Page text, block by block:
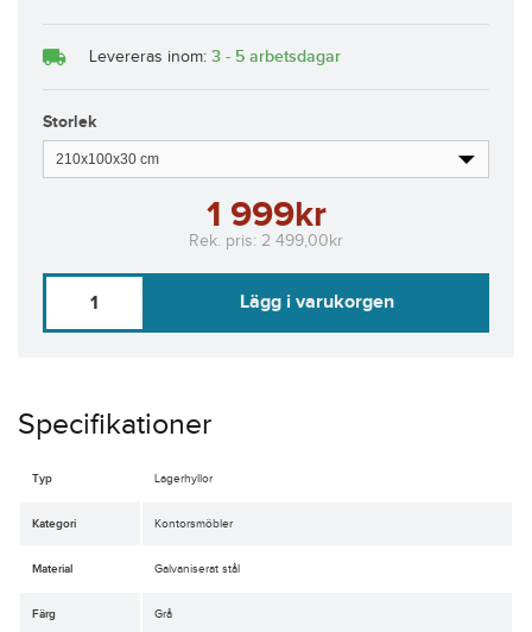
Levereras inom: 3 - 5 arbetsdagar
Storlek
1 999kr
Rek. pris: 2 499,00kr
Lägg i varukorgen
Specifikationer
Typ Lagerhyllor
Kategori Kontorsmöbler
Material Galvaniserat stål
Färg Grå